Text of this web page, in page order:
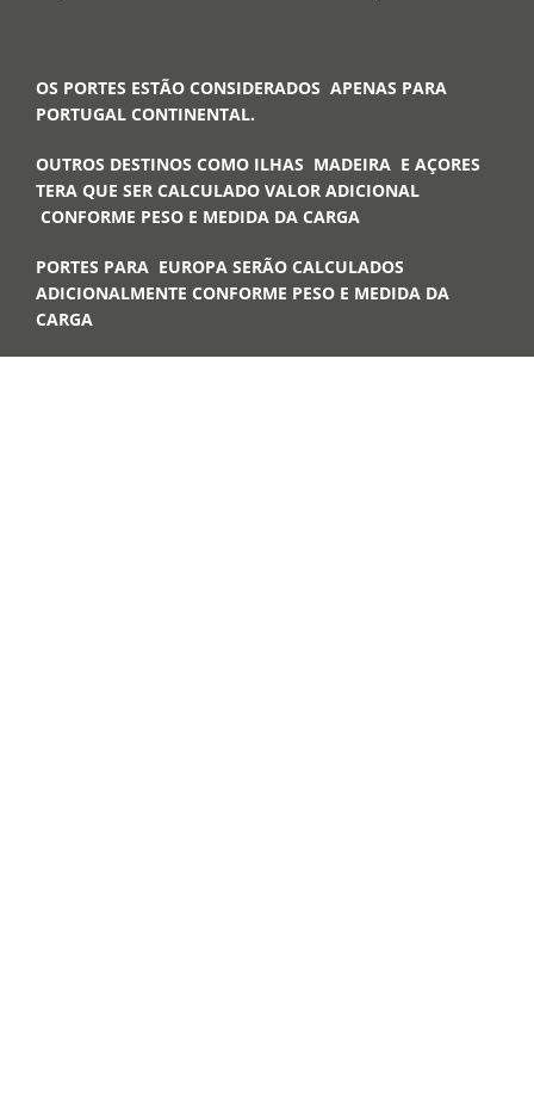
OS PORTES ESTÃO CONSIDERADOS APENAS PARA
PORTUGAL CONTINENTAL.
OUTROS DESTINOS COMO ILHAS MADEIRA E AÇORES
TERA QUE SER CALCULADO VALOR ADICIONAL
CONFORME PESO E MEDIDA DA CARGA
PORTES PARA EUROPA SERÃO CALCULADOS
ADICIONALMENTE CONFORME PESO E MEDIDA DA
CARGA